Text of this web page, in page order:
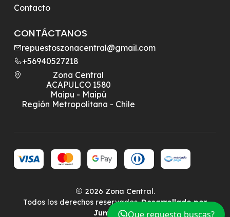
Contacto
CONTÁCTANOS
repuestoszonacentral@gmail.com
+56940527218
Zona Central
ACAPULCO 1580
Maipu - Maipú
Región Metropolitana - Chile
2026 Zona Central.
Todos los derechos reservados.Desarrollado por
Jumpseller.
Que repuesto buscas?